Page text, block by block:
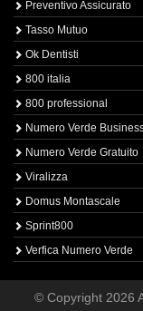
Preventivo Assicurato
Tasso Mutuo
Ok Dentisti
800 italia
800 professional
Numero Verde
Numero Verde Gratuito
Viralizza
Domus Montascale
Sprint800
Verfica Numero Verde
© Copyright 2026